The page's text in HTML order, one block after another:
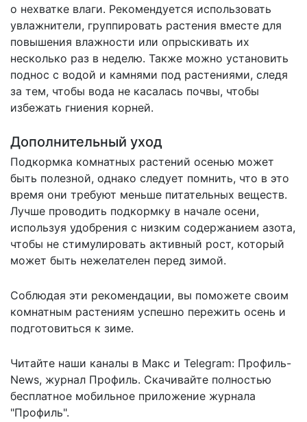
о нехватке влаги. Рекомендуется использовать
увлажнители, группировать растения вместе для
повышения влажности или опрыскивать их
несколько раз в неделю. Также можно установить
поднос с водой и камнями под растениями, следя
за тем, чтобы вода не касалась почвы, чтобы
избежать гниения корней.
Дополнительный уход
Подкормка комнатных растений осенью может
быть полезной, однако следует помнить, что в это
время они требуют меньше питательных веществ.
Лучше проводить подкормку в начале осени,
используя удобрения с низким содержанием азота,
чтобы не стимулировать активный рост, который
может быть нежелателен перед зимой.
Соблюдая эти рекомендации, вы поможете своим
комнатным растениям успешно пережить осень и
подготовиться к зиме.
Читайте наши каналы в Макс и Telegram: Профиль-
News, журнал Профиль. Скачивайте полностью
бесплатное мобильное приложение журнала
"Профиль".